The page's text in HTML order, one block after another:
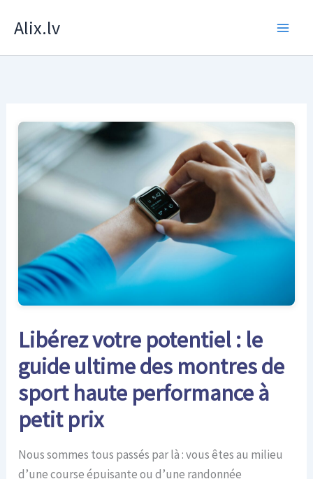
Alix.lv
Libérez votre potentiel : le
guide ultime des montres de
sport haute performance à
petit prix
Nous sommes tous passés par là : vous êtes au milieu
d’une course épuisante ou d’une randonnée